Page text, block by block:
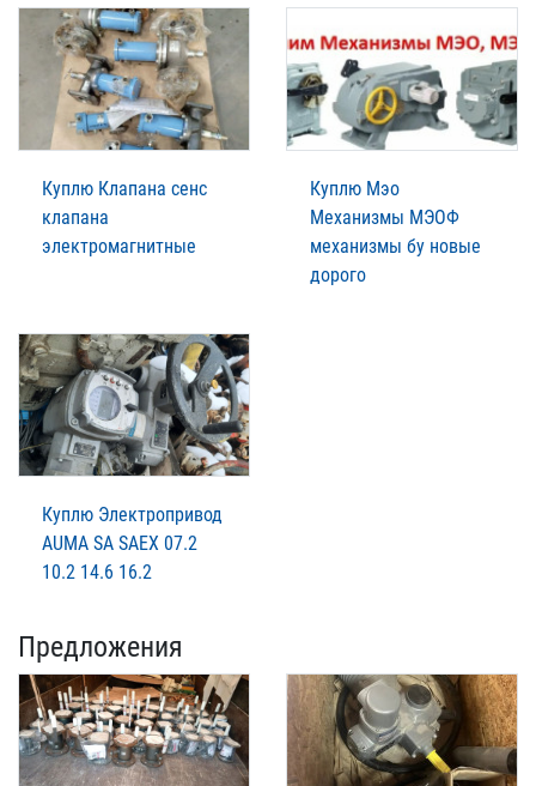
Куплю Клапана сенс
клапана
электромагнитные
Куплю Мэо
Механизмы МЭОФ
механизмы бу новые
дорого
Куплю Электропривод
AUMA SA SAEX 07.2
10.2 14.6 16.2
Предложения